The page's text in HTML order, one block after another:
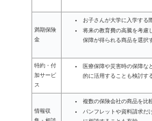
満期保険
金
お子さんが大学に入学する
将来の教育費の高騰を考慮
保障が得られる商品を選択す
特約・付
加サービ
ス
医療保障や災害時の保障な
的に活用することも検討する
情報収
複数の保険会社の商品を比
パンフレットや資料請求だ